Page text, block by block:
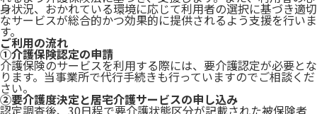
身状況、おかれている環境に応じて利用者の選択に基づき適切
なサービスが総合的かつ効果的に提供されるよう支援を行いま
す。
ご利用の流れ
①介護保険認定の申請
介護保険のサービスを利用する際には、要介護認定が必要とな
ります。当事業所で代行手続きも行っていますのでご相談くだ
さい。
②要介護度決定と居宅介護サービスの申し込み
認定調査後、30日程で要介護状態区分が記載された被保険者